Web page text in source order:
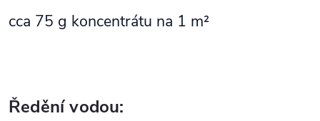
cca 75 g koncentrátu na 1 m²
Ředění vodou: